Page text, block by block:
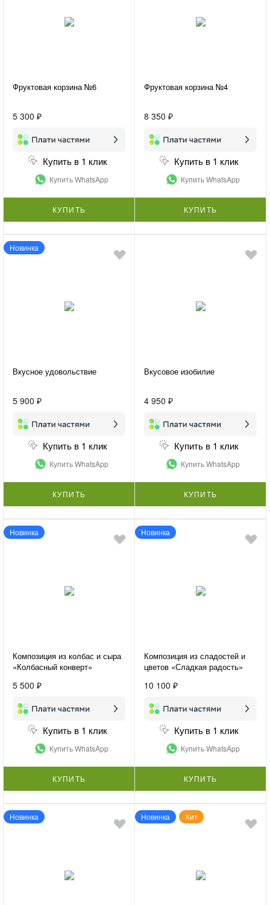
Фруктовая корзина №6
5 300 ₽
Купить в 1 клик
Купить WhatsApp
КУПИТЬ
Фруктовая корзина №4
8 350 ₽
Купить в 1 клик
Купить WhatsApp
КУПИТЬ
Новинка
Вкусное удовольствие
5 900 ₽
Купить в 1 клик
Купить WhatsApp
КУПИТЬ
Вкусовое изобилие
4 950 ₽
Купить в 1 клик
Купить WhatsApp
КУПИТЬ
Новинка
Композиция из колбас и сыра
«Колбасный конверт»
5 500 ₽
Купить в 1 клик
Купить WhatsApp
КУПИТЬ
Новинка
Композиция из сладостей и
цветов «Сладкая радость»
10 100 ₽
Купить в 1 клик
Купить WhatsApp
КУПИТЬ
Новинка Новинка Хит